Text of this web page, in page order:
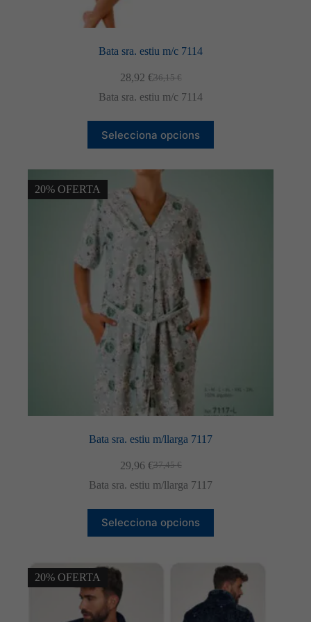
Bata sra. estiu m/c 7114
36,15€
El
preu
era:
36,15 €.
28,92 €El
preu
és:
28,92 €.
Bata sra. estiu m/c 7114
Selecciona opcions
producte
té
Les
opcions
es
poden
triar
la
pàgina
del
producte
20% OFERTA
Bata sra. estiu m/llarga 7117
37,45€
El
preu
era:
37,45 €.
29,96 €El
preu
és:
29,96 €.
Bata sra. estiu m/llarga 7117
Selecciona opcions
producte
té
20% OFERTA